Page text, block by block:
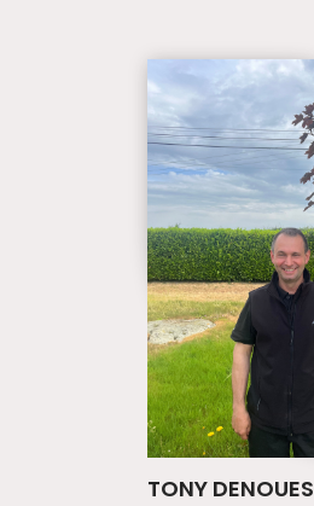
TONY DENOUES